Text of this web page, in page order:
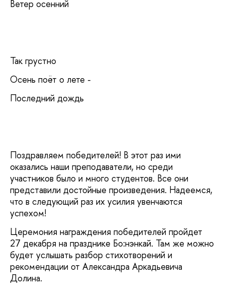
Ветер осенний
Так грустно
Осень поёт о лете -
Последний дождь
Поздравляем победителей! В этот раз ими
оказались наши преподаватели, но среди
участников было и много студентов. Все они
представили достойные произведения. Надеемся,
что в следующий раз их усилия увенчаются
успехом!
Церемония награждения победителей пройдет
27 декабря на празднике Бо:нэнкай. Там же можно
будет услышать разбор стихотворений и
рекомендации от Александра Аркадьевича
Долина.